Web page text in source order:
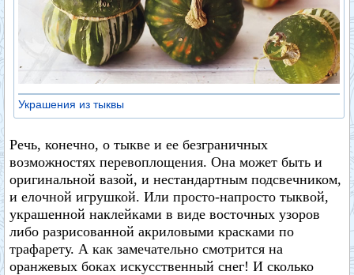
Украшения из тыквы
Речь, конечно, о тыкве и ее безграничных
возможностях перевоплощения. Она может быть и
оригинальной вазой, и нестандартным подсвечником,
и елочной игрушкой. Или просто-напросто тыквой,
украшенной наклейками в виде восточных узоров
либо разрисованной акриловыми красками по
трафарету. А как замечательно смотрится на
оранжевых боках искусственный снег! И сколько